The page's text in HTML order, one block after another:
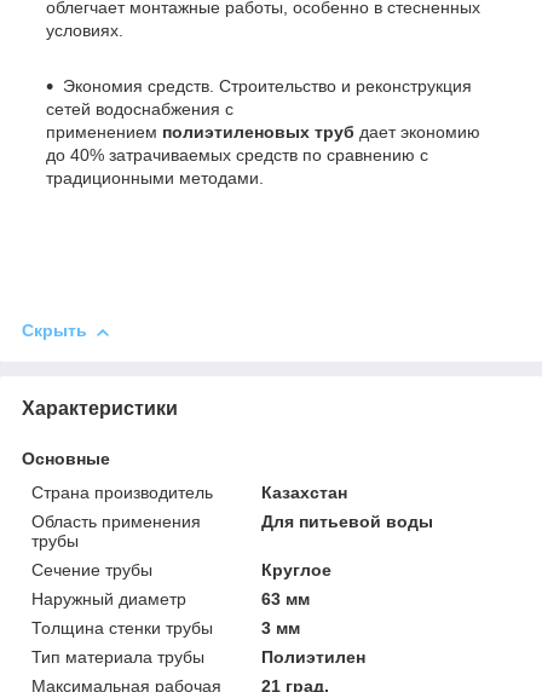
облегчает монтажные работы, особенно в стесненных
условиях.
Экономия средств. Строительство и реконструкция
сетей водоснабжения с
применением полиэтиленовых труб дает экономию
до 40% затрачиваемых средств по сравнению с
традиционными методами.
Скрыть
Характеристики
Основные
Страна производитель
Казахстан
Область применения
трубы
Для питьевой воды
Сечение трубы
Круглое
Наружный диаметр
63 мм
Толщина стенки трубы
3 мм
Тип материала трубы
Полиэтилен
Максимальная рабочая
21 град.